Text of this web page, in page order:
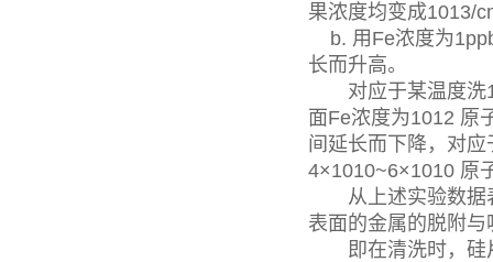
果浓度均变成1013/
b. 用Fe浓度为
长而升高。
对应于某温度洗
面Fe浓度为1012 原
间延长而下降，对
4×1010~6×1010 原
从上述实验数据表
表面的金属的脱附
即在清洗时，硅片